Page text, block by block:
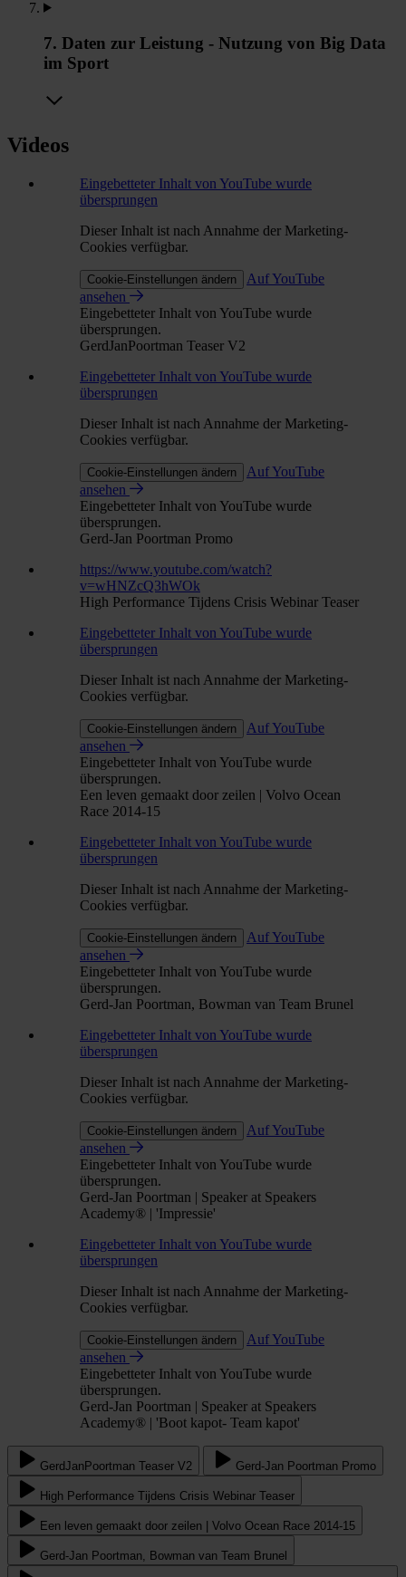
7. Daten zur Leistung - Nutzung von Big Data
im Sport
Videos
Eingebetteter Inhalt von YouTube wurde
übersprungen
Dieser Inhalt ist nach Annahme der Marketing-
Cookies verfügbar.
Cookie-Einstellungen ändern
Auf YouTube
ansehen
Eingebetteter Inhalt von YouTube wurde
übersprungen.
GerdJanPoortman Teaser V2
Eingebetteter Inhalt von YouTube wurde
übersprungen
Dieser Inhalt ist nach Annahme der Marketing-
Cookies verfügbar.
Cookie-Einstellungen ändern
Auf YouTube
ansehen
Eingebetteter Inhalt von YouTube wurde
übersprungen.
Gerd-Jan Poortman Promo
https://www.youtube.com/watch?
v=wHNZcQ3hWOk
High Performance Tijdens Crisis Webinar Teaser
Eingebetteter Inhalt von YouTube wurde
übersprungen
Dieser Inhalt ist nach Annahme der Marketing-
Cookies verfügbar.
Cookie-Einstellungen ändern
Auf YouTube
ansehen
Eingebetteter Inhalt von YouTube wurde
übersprungen.
Een leven gemaakt door zeilen | Volvo Ocean
Race 2014-15
Eingebetteter Inhalt von YouTube wurde
übersprungen
Dieser Inhalt ist nach Annahme der Marketing-
Cookies verfügbar.
Cookie-Einstellungen ändern
Auf YouTube
ansehen
Eingebetteter Inhalt von YouTube wurde
übersprungen.
Gerd-Jan Poortman, Bowman van Team Brunel
Eingebetteter Inhalt von YouTube wurde
übersprungen
Dieser Inhalt ist nach Annahme der Marketing-
Cookies verfügbar.
Cookie-Einstellungen ändern
Auf YouTube
ansehen
Eingebetteter Inhalt von YouTube wurde
übersprungen.
Gerd-Jan Poortman | Speaker at Speakers
Academy® | 'Impressie'
Eingebetteter Inhalt von YouTube wurde
übersprungen
Dieser Inhalt ist nach Annahme der Marketing-
Cookies verfügbar.
Cookie-Einstellungen ändern
Auf YouTube
ansehen
Eingebetteter Inhalt von YouTube wurde
übersprungen.
Gerd-Jan Poortman | Speaker at Speakers
Academy® | 'Boot kapot- Team kapot'
GerdJanPoortman Teaser V2 Gerd-Jan Poortman Promo
High Performance Tijdens Crisis Webinar Teaser
Een leven gemaakt door zeilen | Volvo Ocean Race 2014-15
Gerd-Jan Poortman, Bowman van Team Brunel